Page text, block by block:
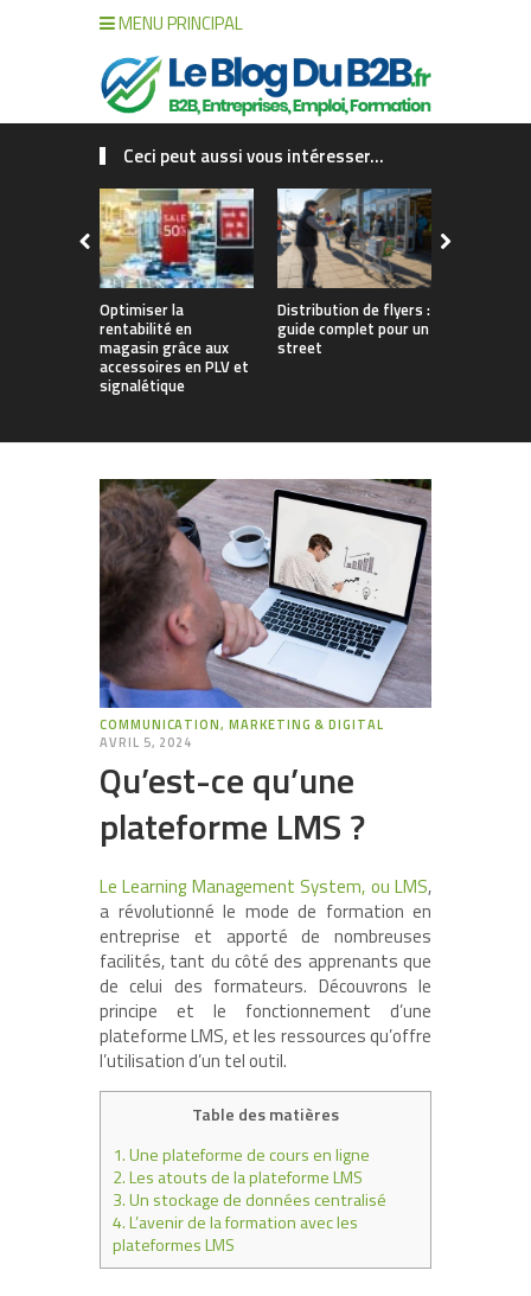
MENU PRINCIPAL
Ceci peut aussi vous intéresser...
Optimiser la
rentabilité en
magasin grâce aux
accessoires en PLV et
signalétique
Distribution de flyers :
guide complet pour un
street
COMMUNICATION, MARKETING & DIGITAL
AVRIL 5, 2024
Qu’est-ce qu’une
plateforme LMS ?
Le Learning Management System, ou LMS,
a révolutionné le mode de formation en
entreprise et apporté de nombreuses
facilités, tant du côté des apprenants que
de celui des formateurs. Découvrons le
principe et le fonctionnement d’une
plateforme LMS, et les ressources qu’offre
l’utilisation d’un tel outil.
Table des matières
1.Une plateforme de cours en ligne
2.Les atouts de la plateforme LMS
3.Un stockage de données centralisé
4.L’avenir de la formation avec les
plateformes LMS